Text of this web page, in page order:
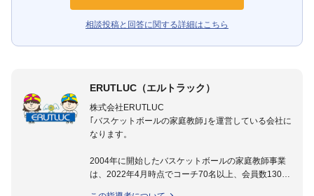
相談投稿と回答に関する詳細はこちら
ERUTLUC（エルトラック）
株式会社ERUTLUC
｢バスケットボールの家庭教師｣を運営している会社に
なります。
2004年に開始したバスケットボールの家庭教師事業
は、2022年4月時点でコーチ70名以上、会員数1300